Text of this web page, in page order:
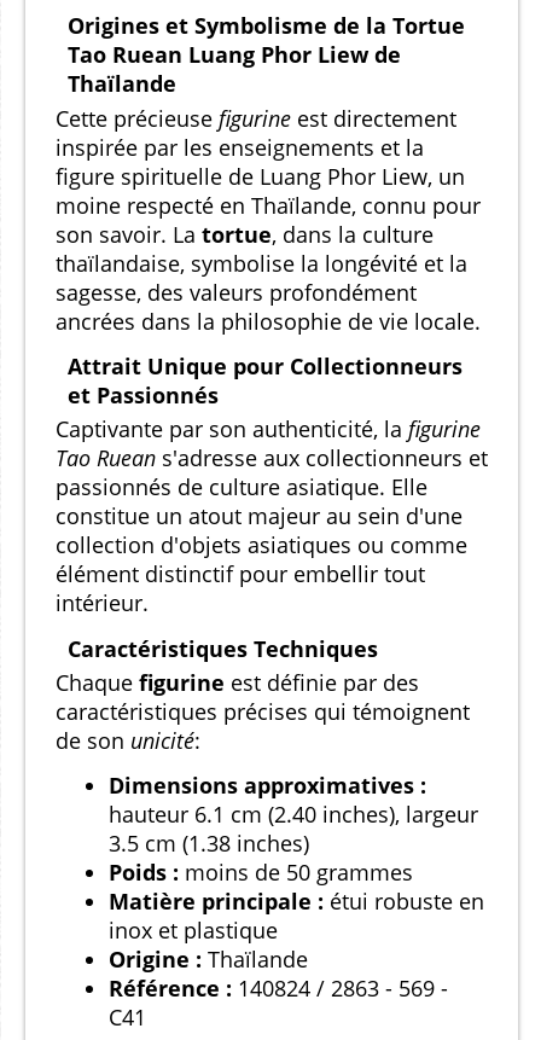
Origines et Symbolisme de la Tortue
Tao Ruean Luang Phor Liew de
Thaïlande
Cette précieuse figurine est directement
inspirée par les enseignements et la
figure spirituelle de Luang Phor Liew, un
moine respecté en Thaïlande, connu pour
son savoir. La tortue, dans la culture
thaïlandaise, symbolise la longévité et la
sagesse, des valeurs profondément
ancrées dans la philosophie de vie locale.
Attrait Unique pour Collectionneurs
et Passionnés
Captivante par son authenticité, la figurine
Tao Ruean s'adresse aux collectionneurs et
passionnés de culture asiatique. Elle
constitue un atout majeur au sein d'une
collection d'objets asiatiques ou comme
élément distinctif pour embellir tout
intérieur.
Caractéristiques Techniques
Chaque figurine est définie par des
caractéristiques précises qui témoignent
de son unicité:
Dimensions approximatives :
hauteur 6.1 cm (2.40 inches), largeur
3.5 cm (1.38 inches)
Poids : moins de 50 grammes
Matière principale : étui robuste en
inox et plastique
Origine : Thaïlande
Référence : 140824 / 2863 - 569 -
C41